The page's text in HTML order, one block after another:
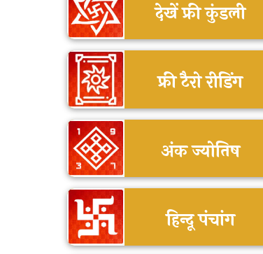
देखें फ्री कुंडली
फ्री टैरो रीडिंग
अंक ज्योतिष
हिन्दू पंचांग